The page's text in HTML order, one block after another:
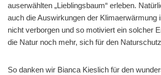
auserwählten „Lieblingsbaum“ erleben.
auch die Auswirkungen der Klimaerwärmung
nicht verborgen und so motiviert ein solcher
die Natur noch mehr, sich für den
So danken wir Bianca Kieslich für den